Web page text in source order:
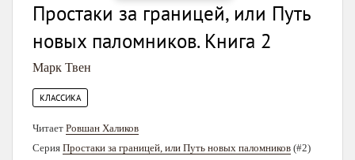
Простаки за границей, или Путь
новых паломников. Книга 2
Марк Твен
КЛАССИКА
Читает Ровшан Халиков
Серия Простаки за границей, или Путь новых паломников (#2)